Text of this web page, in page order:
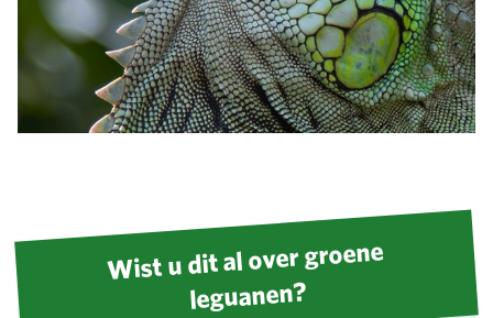
Wist u dit al over groene
leguanen?